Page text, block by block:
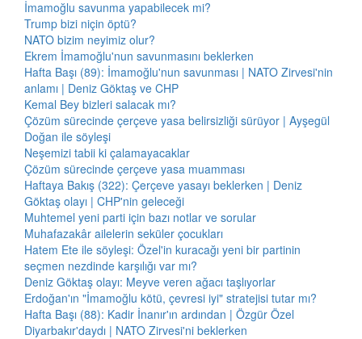
İmamoğlu savunma yapabilecek mi?
Trump bizi niçin öptü?
NATO bizim neyimiz olur?
Ekrem İmamoğlu'nun savunmasını beklerken
Hafta Başı (89): İmamoğlu'nun savunması | NATO Zirvesi'nin
anlamı | Deniz Göktaş ve CHP
Kemal Bey bizleri salacak mı?
Çözüm sürecinde çerçeve yasa belirsizliği sürüyor | Ayşegül
Doğan ile söyleşi
Neşemizi tabii ki çalamayacaklar
Çözüm sürecinde çerçeve yasa muamması
Haftaya Bakış (322): Çerçeve yasayı beklerken | Deniz
Göktaş olayı | CHP'nin geleceği
Muhtemel yeni parti için bazı notlar ve sorular
Muhafazakâr ailelerin seküler çocukları
Hatem Ete ile söyleşi: Özel'in kuracağı yeni bir partinin
seçmen nezdinde karşılığı var mı?
Deniz Göktaş olayı: Meyve veren ağacı taşlıyorlar
Erdoğan'ın "İmamoğlu kötü, çevresi iyi" stratejisi tutar mı?
Hafta Başı (88): Kadir İnanır'ın ardından | Özgür Özel
Diyarbakır'daydı | NATO Zirvesi'ni beklerken